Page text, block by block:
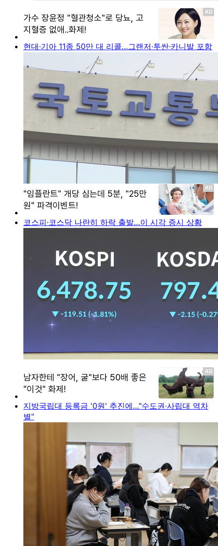
현대·기아 11종 50만 대 리콜…그랜저·투싼·카니발 포함
코스피·코스닥 나란히 하락 출발…이 시각 증시 상황
지방국립대 등록금 '0원' 추진에…"수도권·사립대 역차
별"